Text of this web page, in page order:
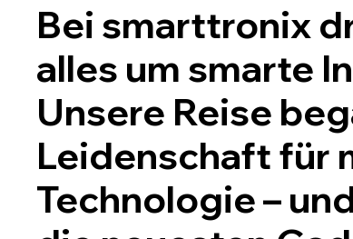
Bei smarttronix
alles um smarte
Unsere Reise
Leidenschaft für
Technologie –